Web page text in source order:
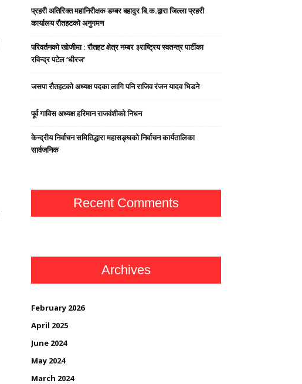
प्रहरी अतिरिक्त महानिरीक्षक डम्बर बहादुर बि.क.द्वारा जिल्ला प्रहरी
कार्यालय रौतहटको अनुगमन
परिवर्तनको खोजीमा : रौतहट क्षेत्र नम्बर ३राष्ट्रिय स्वतन्त्र पार्टीका
रविन्द्र पटेल ‘धीरज’
जसपा राैतहटको अध्यक्ष पदका लागि पनि राजिव रंजन यादव भिडने
पूर्व गाविस अध्यक्ष हरिमान राजवंशीको निधन
केन्द्रीय निर्वाचन समितिद्धारा महासङ्घको निर्वाचन कार्यतालिका
सार्वजनिक
Recent Comments
Archives
February 2026
April 2025
June 2024
May 2024
March 2024